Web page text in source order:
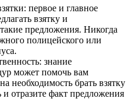
первое и главное
взятку и
предложения. Никогда
полицейского или
знание
может помочь вам
необходимость брать взятку
отразите факт предложения